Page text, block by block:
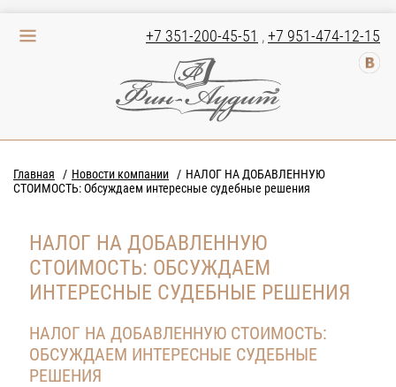
+7 351-200-45-51 ,+7 951-474-12-15
Главная Новости компании
НАЛОГ НА ДОБАВЛЕННУЮ
СТОИМОСТЬ: Обсуждаем интересные судебные решения
НАЛОГ НА ДОБАВЛЕННУЮ
СТОИМОСТЬ: ОБСУЖДАЕМ
ИНТЕРЕСНЫЕ СУДЕБНЫЕ РЕШЕНИЯ
НАЛОГ НА ДОБАВЛЕННУЮ СТОИМОСТЬ:
ОБСУЖДАЕМ ИНТЕРЕСНЫЕ СУДЕБНЫЕ
РЕШЕНИЯ